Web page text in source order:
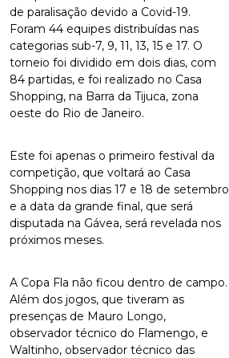
de paralisação devido a Covid-19.
Foram 44 equipes distribuídas nas
categorias sub-7, 9, 11, 13, 15 e 17. O
torneio foi dividido em dois dias, com
84 partidas, e foi realizado no Casa
Shopping, na Barra da Tijuca, zona
oeste do Rio de Janeiro.
Este foi apenas o primeiro festival da
competição, que voltará ao Casa
Shopping nos dias 17 e 18 de setembro
e a data da grande final, que será
disputada na Gávea, será revelada nos
próximos meses.
A Copa Fla não ficou dentro de campo.
Além dos jogos, que tiveram as
presenças de Mauro Longo,
observador técnico do Flamengo, e
Waltinho, observador técnico das